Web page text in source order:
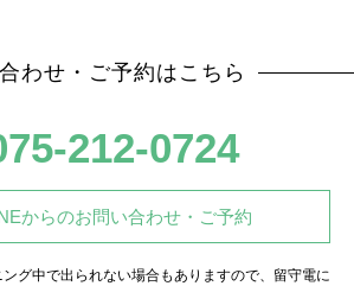
わせ・ご予約はこちら
212-0724
からのお問い合わせ・ご予約
グ中で出られない場合もありますので、留守電に